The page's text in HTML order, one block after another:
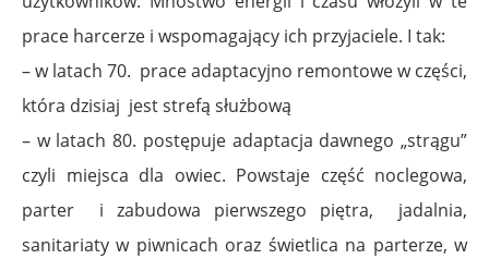
prace harcerze i wspomagający ich przyjaciele. I tak:
– w latach 70. prace adaptacyjno remontowe w części,
która dzisiaj jest strefą służbową
– w latach 80. postępuje adaptacja dawnego „strągu”
czyli miejsca dla owiec. Powstaje część noclegowa,
parter i zabudowa pierwszego piętra, jadalnia,
sanitariaty w piwnicach oraz świetlica na parterze, w